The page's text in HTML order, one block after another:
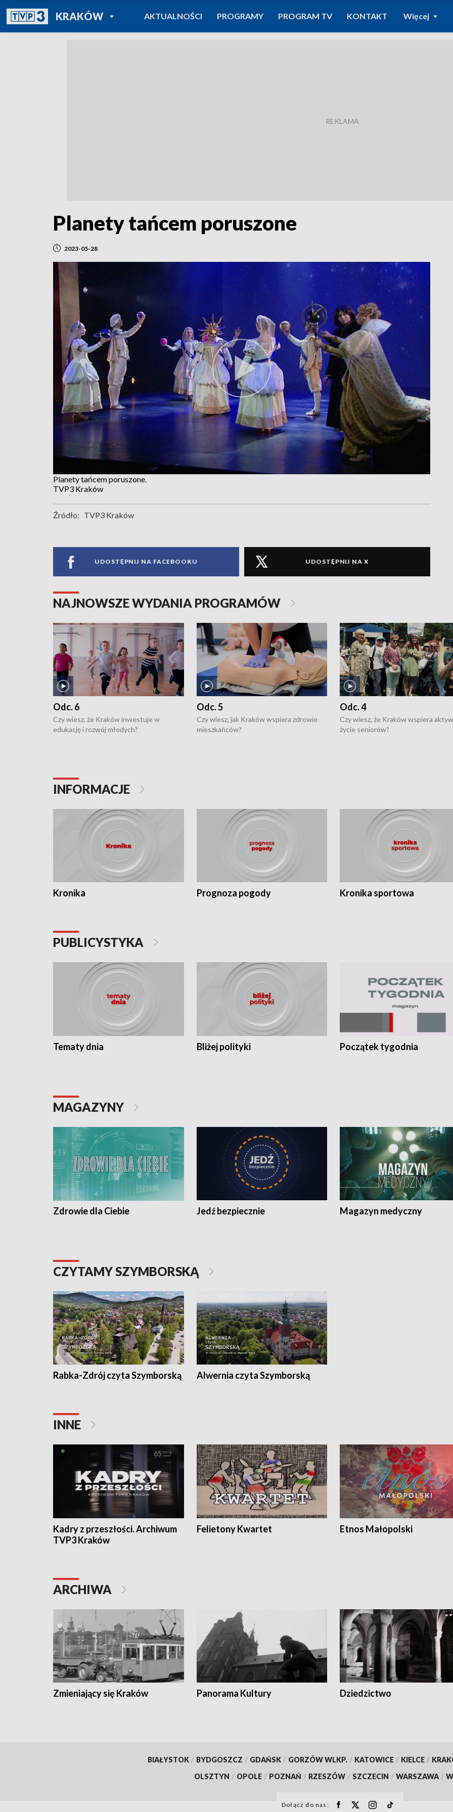
KRAKÓWPOWRÓT DO
TVP REGIONY
AKTUALNOŚCI PROGRAMY PROGRAM TV KONTAKT Więcej
Planety tańcem poruszone
2023-05-28
Planety tańcem poruszone.
TVP3 Kraków
Źródło: TVP3 Kraków
UDOSTĘPNIJ NA FACEBOOKU UDOSTĘPNIJ NA X
NAJNOWSZE WYDANIA PROGRAMÓW
Odc. 6
Czy wiesz, że Kraków inwestuje w
edukację i rozwój młodych?
Odc. 5
Czy wiesz, jak Kraków wspiera zdrowie
mieszkańców?
Odc. 4
Czy wiesz, że Kraków wspiera
życie seniorów?
INFORMACJE
Kronika Prognoza pogody Kronika sportowa
PUBLICYSTYKA
Tematy dnia Bliżej polityki Początek tygodnia
MAGAZYNY
Zdrowie dla Ciebie Jedź bezpiecznie Magazyn medyczny
CZYTAMY SZYMBORSKĄ
Rabka-Zdrój czyta Szymborską Alwernia czyta Szymborską
INNE
Kadry z przeszłości. Archiwum
TVP3 Kraków
Felietony Kwartet Etnos Małopolski
ARCHIWA
Zmieniający się Kraków Panorama Kultury Dziedzictwo
BIAŁYSTOK / BYDGOSZCZ / GDAŃSK / GORZÓW WLKP. / KATOWICE / KIELCE /
OLSZTYN / OPOLE / POZNAŃ / RZESZÓW / SZCZECIN / WARSZAWA /
Dołącz do nas: